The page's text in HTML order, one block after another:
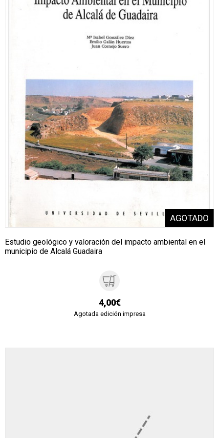
Estudio geológico y valoración del impacto ambiental en el
municipio de Alcalá Guadaira
4,00€
Agotada edición impresa